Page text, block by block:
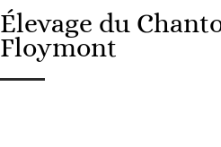
Élevage du
Floymont